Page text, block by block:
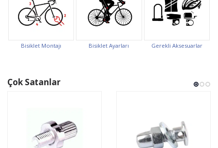
Bisiklet Montajı Bisiklet Ayarları Gerekli Aksesuarlar
Çok Satanlar